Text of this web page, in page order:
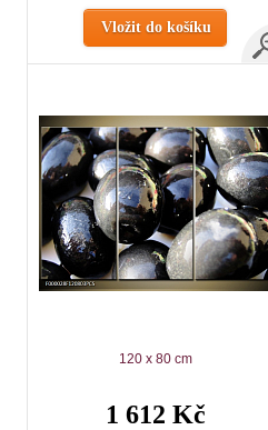
Vložit do košíku
120 x 80 cm
1 612 Kč